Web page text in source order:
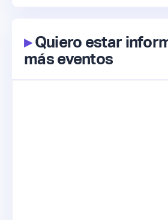
▸Quiero estar
más eventos